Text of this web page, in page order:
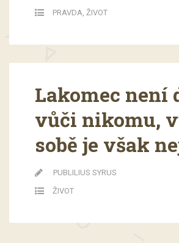
PRAVDA, ŽIVOT
Lakomec není
vůči nikomu,
sobě je však
PUBLILIUS SYRUS
ŽIVOT